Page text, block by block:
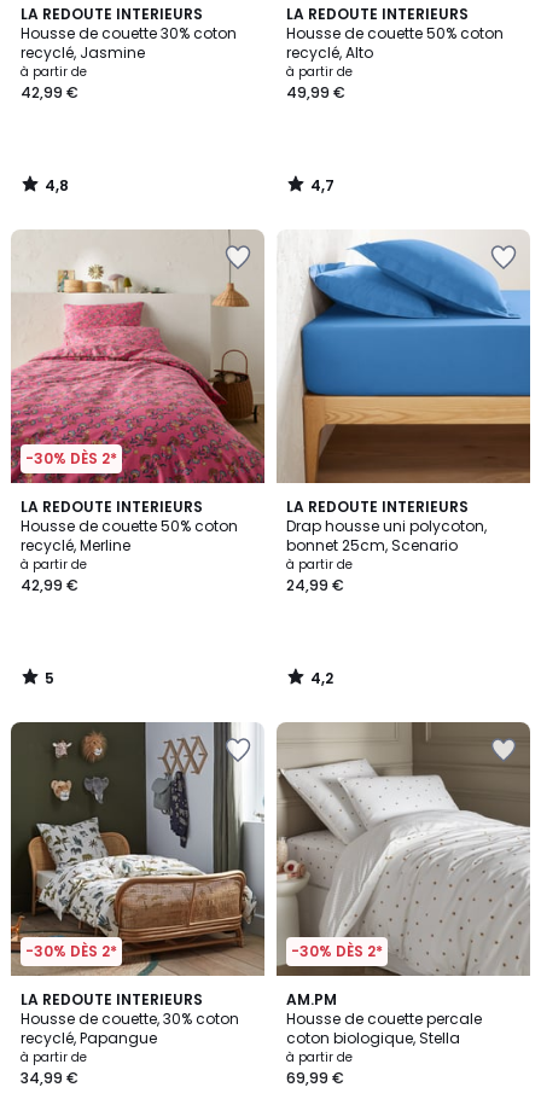
LA REDOUTE INTERIEURS
Housse de couette 30% coton
recyclé, Jasmine
à partir de
42,99 €
4,8
/ 5
4,8
/
LA REDOUTE INTERIEURS
Housse de couette 50% coton
recyclé, Alto
à partir de
49,99 €
4,7
/ 5
4,7
/
-30% DÈS 2*
LA REDOUTE INTERIEURS
Housse de couette 50% coton
recyclé, Merline
à partir de
42,99 €
5
/
5
5
/
LA REDOUTE INTERIEURS
Drap housse uni polycoton,
bonnet 25cm, Scenario
à partir de
24,99 €
4,2
/ 5
4,2
/
-30% DÈS 2*
LA REDOUTE INTERIEURS
Housse de couette, 30% coton
recyclé, Papangue
à partir de
34,99 €
5
/
5
-30% DÈS 2*
AM.PM
Housse de couette percale
coton biologique, Stella
à partir de
69,99 €
4,5
/ 5
2
Couleurs